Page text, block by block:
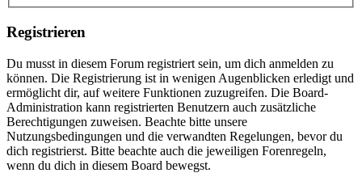
Registrieren
Du musst in diesem Forum registriert sein, um dich anmelden zu
können. Die Registrierung ist in wenigen Augenblicken erledigt und
ermöglicht dir, auf weitere Funktionen zuzugreifen. Die Board-
Administration kann registrierten Benutzern auch zusätzliche
Berechtigungen zuweisen. Beachte bitte unsere
Nutzungsbedingungen und die verwandten Regelungen, bevor du
dich registrierst. Bitte beachte auch die jeweiligen Forenregeln,
wenn du dich in diesem Board bewegst.